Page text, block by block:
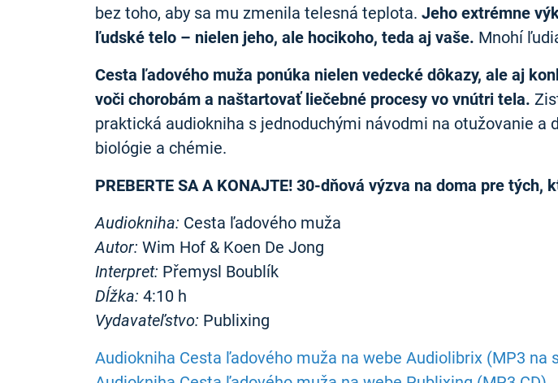
bez toho, aby sa mu zmenila telesná teplota. Jeho extrémne
ľudské telo – nielen jeho, ale hocikoho, teda aj vaše. Mnohí
Cesta ľadového muža ponúka nielen vedecké dôkazy, ale aj
voči chorobám a naštartovať liečebné procesy vo vnútri tela.
praktická audiokniha s jednoduchými návodmi na otužovanie a
biológie a chémie.
PREBERTE SA A KONAJTE! 30-dňová výzva na doma pre
Audiokniha: Cesta ľadového muža
Autor: Wim Hof & Koen De Jong
Interpret: Přemysl Boublík
Dĺžka: 4:10 h
Vydavateľstvo: Publixing
Audiokniha Cesta ľadového muža na webe Audiolibrix (MP3 na